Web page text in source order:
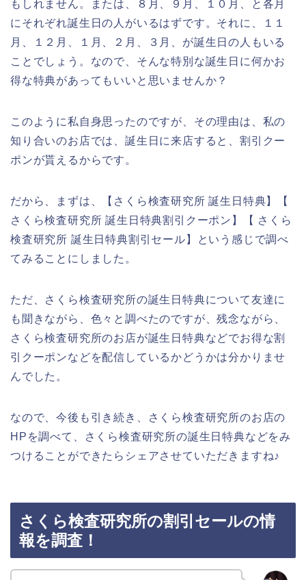
もしれません。または、８月、９月、１０月、と各月
にそれぞれ誕生日の人がいるはずです。それに、１１
月、１２月、１月、２月、３月、が誕生日の人もいる
ことでしょう。なので、そんな特別な誕生日に何かお
得な特典があってもいいと思いませんか？
このように私自身思ったのですが、その理由は、私の
知り合いのお店では、誕生日に来店すると、割引クー
ポンが貰えるからです。
だから、まずは、【さくら検査研究所 誕生日特典】【
さくら検査研究所 誕生日特典割引クーポン】【 さくら
検査研究所 誕生日特典割引セール】という感じで調べ
てみることにしました。
ただ、さくら検査研究所の誕生日特典について友達に
も聞きながら、色々と調べたのですが、残念ながら、
さくら検査研究所のお店が誕生日特典などでお得な割
引クーポンなどを配信しているかどうかは分かりませ
んでした。
なので、今後も引き続き、さくら検査研究所のお店の
HPを調べて、さくら検査研究所の誕生日特典などをみ
つけることができたらシェアさせていただきますね♪
さくら検査研究所の割引セールの情
報を調査！